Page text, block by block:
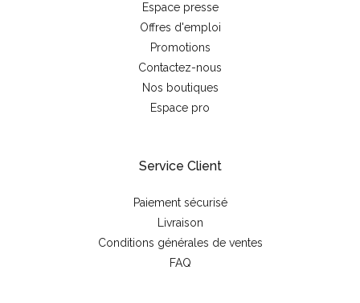
Espace presse
Offres d'emploi
Promotions
Contactez-nous
Nos boutiques
Espace pro
Service Client
Paiement sécurisé
Livraison
Conditions générales de ventes
FAQ